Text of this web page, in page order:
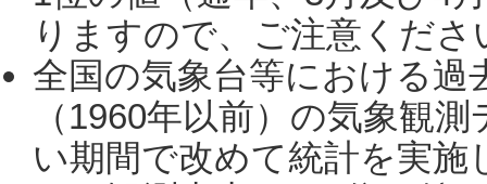
りますので、ご注意くだ
全国の気象台等における過
（1960年以前）の気象観
い期間で改めて統計を実